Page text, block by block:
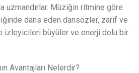
uzmandırlar. Müziğin ritmine göre
dans eden dansözler, zarif ve
izleyicileri büyüler ve enerji dolu bir
Avantajları Nelerdir?